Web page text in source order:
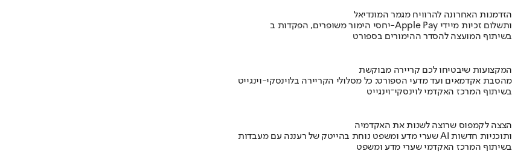
הזדמנות האחרונה להרוויח מגמר המונדיאל
יחסי הימור משופרים, הפקדות ב-Apple Pay ותשלום זכיות מיידי
בשיתוף המועצה להסדר ההימורים בספורט
המקצועות שיבטיחו לכם קריירה מבוקשת
מהסבת אקדמאים ועד מדעי הספורט: כל מסלולי הקריירה בלוינסקי-וינגייט
בשיתוף המרכז האקדמי לוינסקי־וינגייט
הצצה לקמפוס שרוצה לשנות את האקדמיה
שערי מדע ומשפט נוחת בהייטק של רעננה עם מעבדות AI ותוכניות חדשות
בשיתוף המרכז האקדמי שערי מדע ומשפט